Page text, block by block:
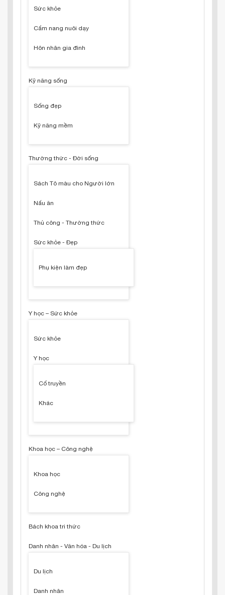
Sức khỏe
Cẩm nang nuôi dạy
Hôn nhân gia đình
Kỹ năng sống
Sống đẹp
Kỹ năng mềm
Thường thức - Đời sống
Sách Tô màu cho Người lớn
Nấu ăn
Thủ công - Thường thức
Sức khỏe - Đẹp
Phụ kiện làm đẹp
Y học – Sức khỏe
Sức khỏe
Y học
Cổ truyền
Khác
Khoa học – Công nghệ
Khoa học
Công nghệ
Bách khoa tri thức
Danh nhân - Văn hóa - Du lịch
Du lịch
Danh nhân